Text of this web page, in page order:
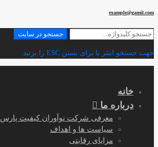
example@gamil.com
جستجو
جستجو در سایت
جهت جستجو اینتر یا برای بستن ESC را بزنید
خانه
درباره ما
معرفی شرکت نوآوران کیفیت پارس
سیاست ها و اهداف
مزایای رقابتی